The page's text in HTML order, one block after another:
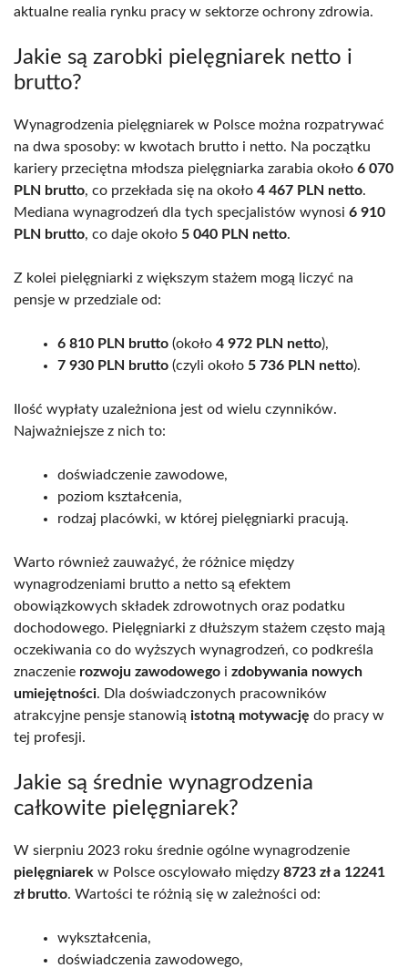
aktualne realia rynku pracy w sektorze ochrony zdrowia.
Jakie są zarobki pielęgniarek netto i
brutto?
Wynagrodzenia pielęgniarek w Polsce można rozpatrywać
na dwa sposoby: w kwotach brutto i netto. Na początku
kariery przeciętna młodsza pielęgniarka zarabia około 6 070
PLN brutto, co przekłada się na około 4 467 PLN netto.
Mediana wynagrodzeń dla tych specjalistów wynosi 6 910
PLN brutto, co daje około 5 040 PLN netto.
Z kolei pielęgniarki z większym stażem mogą liczyć na
pensje w przedziale od:
6 810 PLN brutto (około 4 972 PLN netto),
7 930 PLN brutto (czyli około 5 736 PLN netto).
Ilość wypłaty uzależniona jest od wielu czynników.
Najważniejsze z nich to:
doświadczenie zawodowe,
poziom kształcenia,
rodzaj placówki, w której pielęgniarki pracują.
Warto również zauważyć, że różnice między
wynagrodzeniami brutto a netto są efektem
obowiązkowych składek zdrowotnych oraz podatku
dochodowego. Pielęgniarki z dłuższym stażem często mają
oczekiwania co do wyższych wynagrodzeń, co podkreśla
znaczenie rozwoju zawodowego i zdobywania nowych
umiejętności. Dla doświadczonych pracowników
atrakcyjne pensje stanowią istotną motywację do pracy w
tej profesji.
Jakie są średnie wynagrodzenia
całkowite pielęgniarek?
W sierpniu 2023 roku średnie ogólne wynagrodzenie
pielęgniarek w Polsce oscylowało między 8723 zł a 12241
zł brutto. Wartości te różnią się w zależności od:
wykształcenia,
doświadczenia zawodowego,